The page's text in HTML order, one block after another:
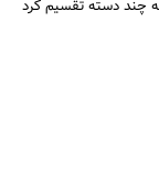
چند دسته تقسیم کرد